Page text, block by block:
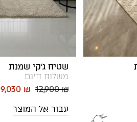
שטיח ג'קי שמנת
משלוח חינם
12,900 ₪
9,030 ₪
עבור אל המוצר